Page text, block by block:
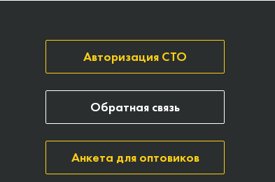
Авторизация СТО
Анкета для оптовиков
Обратная связь